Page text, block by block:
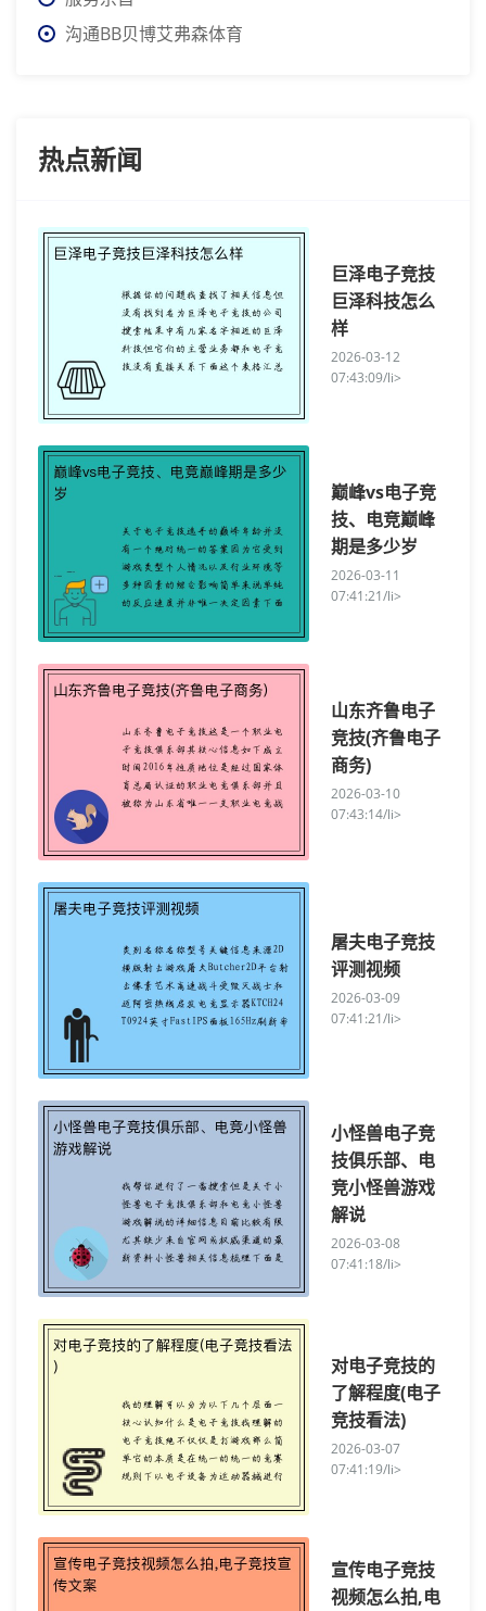
沟通BB贝博艾弗森体育
热点新闻
巨泽电子竞技
巨泽科技怎么
样
2026-03-12
07:43:09/li>
巅峰vs电子竞
技、电竞巅峰
期是多少岁
2026-03-11
07:41:21/li>
山东齐鲁电子
竞技(齐鲁电子
商务)
2026-03-10
07:43:14/li>
屠夫电子竞技
评测视频
2026-03-09
07:41:21/li>
小怪兽电子竞
技俱乐部、电
竞小怪兽游戏
解说
2026-03-08
07:41:18/li>
对电子竞技的
了解程度(电子
竞技看法)
2026-03-07
07:41:19/li>
宣传电子竞技
视频怎么拍,电